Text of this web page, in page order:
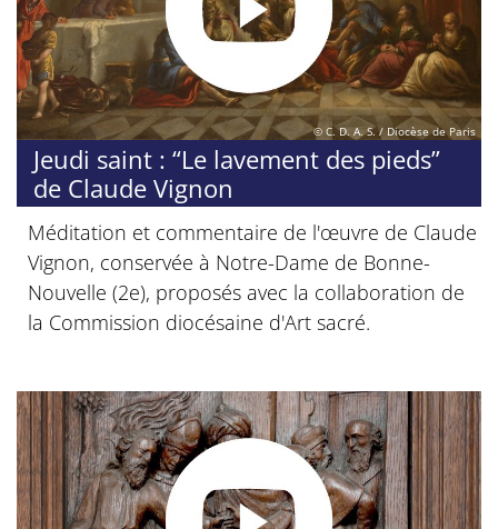
© C. D. A. S. / Diocèse de Paris
Jeudi saint : “Le lavement des pieds”
de Claude Vignon
Méditation et commentaire de l'œuvre de Claude
Vignon, conservée à Notre-Dame de Bonne-
Nouvelle (2e), proposés avec la collaboration de
la Commission diocésaine d'Art sacré.